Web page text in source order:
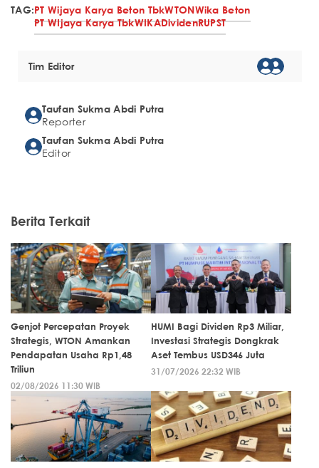
TAG:PT Wijaya Karya Beton TbkWTONWika Beton
PT WIjaya Karya TbkWIKADividenRUPST
Tim Editor
Taufan Sukma Abdi Putra
Reporter
Taufan Sukma Abdi Putra
Editor
Berita Terkait
Genjot Percepatan Proyek
Strategis, WTON Amankan
Pendapatan Usaha Rp1,48
Triliun
02/08/2026 11:30 WIB
HUMI Bagi Dividen Rp3 Miliar,
Investasi Strategis Dongkrak
Aset Tembus USD346 Juta
31/07/2026 22:32 WIB